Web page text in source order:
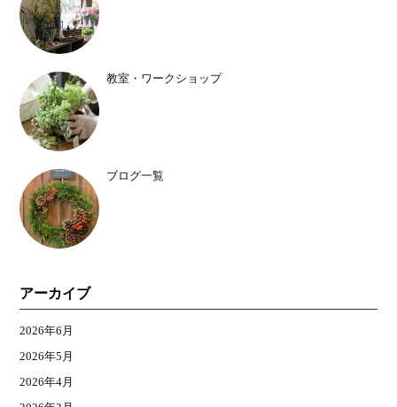
教室・ワークショップ
ブログ一覧
アーカイブ
2026年6月
2026年5月
2026年4月